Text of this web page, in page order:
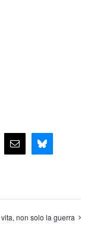
Email Bluesky
non solo la guerra